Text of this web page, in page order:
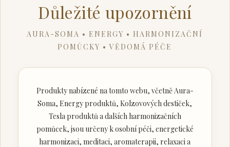
Důležité upozornění
AURA-SOMA • ENERGY • HARMONIZAČNÍ
POMŮCKY • VĚDOMÁ PÉČE
Produkty nabízené na tomto webu, včetně Aura-
Soma, Energy produktů, Kolzovových destiček,
Tesla produktů a dalších harmonizačních
pomůcek, jsou určeny k osobní péči, energetické
harmonizaci, meditaci, aromaterapii, relaxaci a